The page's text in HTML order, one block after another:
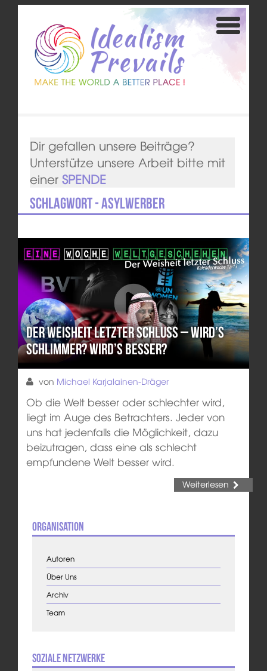
Dir gefallen unsere Beiträge?
Unterstütze unsere Arbeit bitte mit
einer SPENDE
Schlagwort - Asylwerber
Der Weisheit letzter Schluss – Wird’s
schlimmer? Wird’s besser?
von Michael Karjalainen-Dräger
Ob die Welt besser oder schlechter wird,
liegt im Auge des Betrachters. Jeder von
uns hat jedenfalls die Möglichkeit, dazu
beizutragen, dass eine als schlecht
empfundene Welt besser wird.
Weiterlesen
Organisation
Autoren
Über Uns
Archiv
Team
Soziale Netzwerke